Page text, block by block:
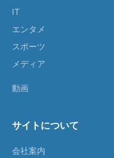
IT
エンタメ
スポーツ
メディア
動画
サイトについて
会社案内